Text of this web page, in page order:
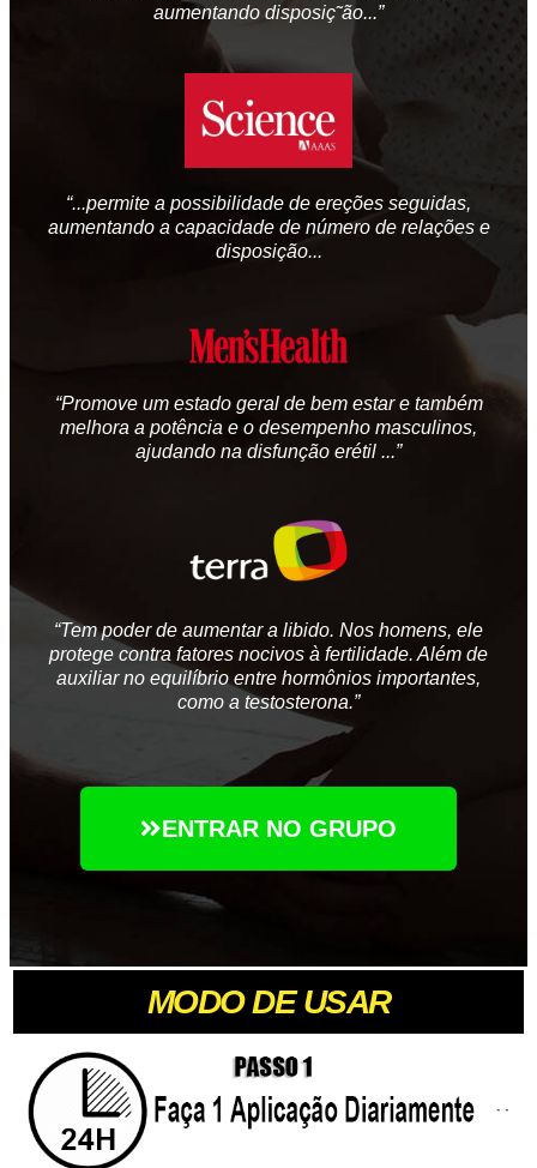
aumentando disposiç˜ão...”
“...permite a possibilidade de ereções seguidas,
aumentando a capacidade de número de relações e
disposição...
“Promove um estado geral de bem estar e também
melhora a potência e o desempenho masculinos,
ajudando na disfunção erétil ...”
“Tem poder de aumentar a libido. Nos homens, ele
protege contra fatores nocivos à fertilidade. Além de
auxiliar no equilíbrio entre hormônios importantes,
como a testosterona.”
ENTRAR NO GRUPO
MODO DE USAR